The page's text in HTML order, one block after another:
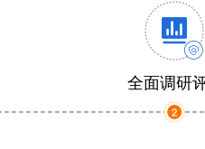
全面调研